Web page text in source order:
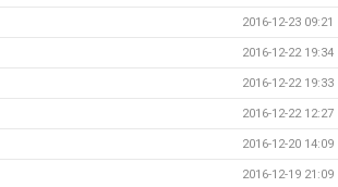
2016-12-23 09:21
2016-12-22 19:34
2016-12-22 19:33
2016-12-22 12:27
2016-12-20 14:09
2016-12-19 21:09